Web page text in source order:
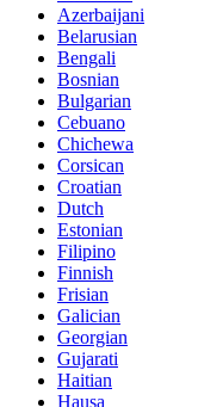
Azerbaijani
Belarusian
Bengali
Bosnian
Bulgarian
Cebuano
Chichewa
Corsican
Croatian
Dutch
Estonian
Filipino
Finnish
Frisian
Galician
Georgian
Gujarati
Haitian
Hausa